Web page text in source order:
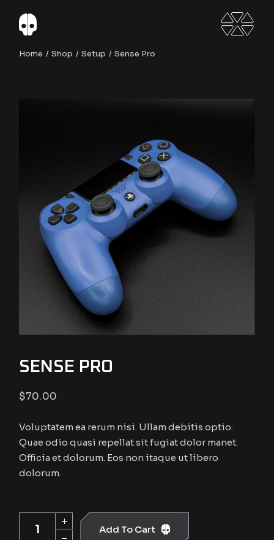
content
Home Shop Setup Sense Pro
SENSE PRO
$70.00
Voluptatem ea rerum nisi. Ullam debitis optio.
Quae odio quasi repellat sit fugiat dolor manet.
Officia et dolorum. Eos non itaque ut libero
dolorum.
Sense Pro quantity
Add To Cart